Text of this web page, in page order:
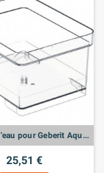
Réservoir d'eau pour Geberit AquaClean Cama
25,51 €